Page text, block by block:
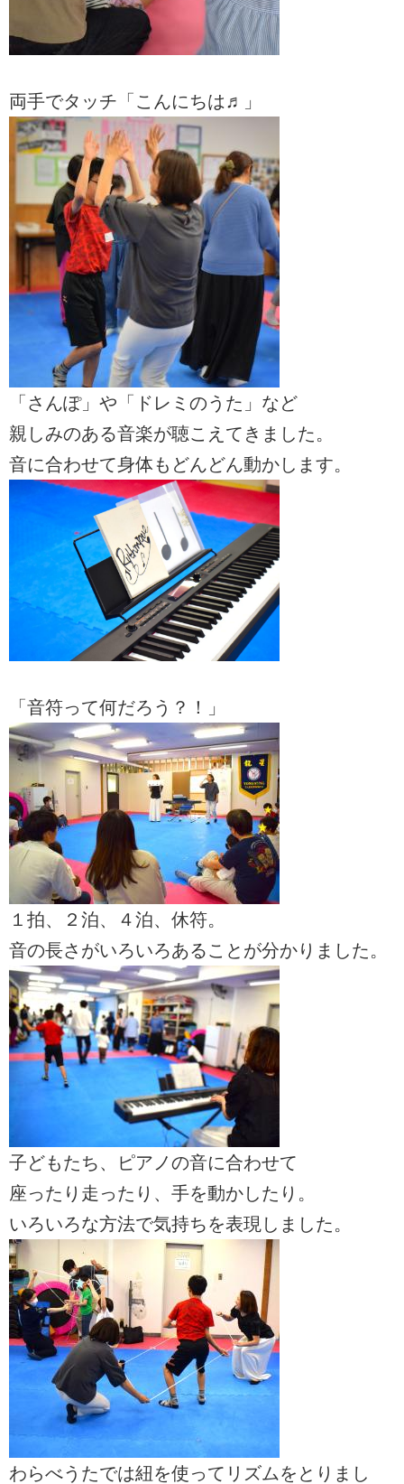
両手でタッチ「こんにちは♬」
「さんぽ」や「ドレミのうた」など
親しみのある音楽が聴こえてきました。
音に合わせて身体もどんどん動かします。
「音符って何だろう？！」
１拍、２泊、４泊、休符。
音の長さがいろいろあることが分かりました。
子どもたち、ピアノの音に合わせて
座ったり走ったり、手を動かしたり。
いろいろな方法で気持ちを表現しました。
わらべうたでは紐を使ってリズムをとりまし